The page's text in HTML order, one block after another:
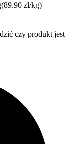
(89.90 zł/kg)
czy produkt jest